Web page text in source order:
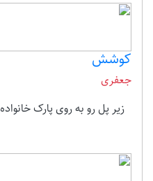
کوشش
جعفری
زیر پل رو به روی پارک خانواده